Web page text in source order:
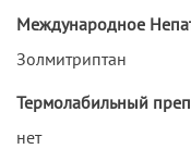
Международное
Золмитриптан
Термолабильный
нет